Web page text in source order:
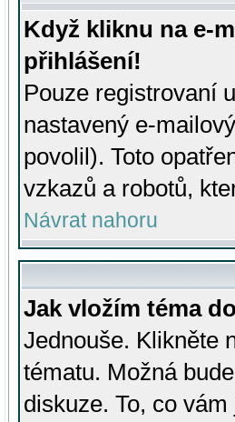
Když kliknu na e-
přihlášení!
Pouze registrovaní
nastavený e-
povolil). Toto
vzkazů a robotů,
Návrat nahoru
Jak vložím téma
Jednouše. Klikněte
tématu. Možná
diskuze. To, co